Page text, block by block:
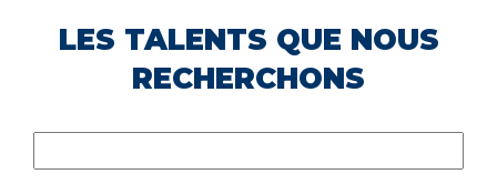
LES TALENTS QUE NOUS
RECHERCHONS